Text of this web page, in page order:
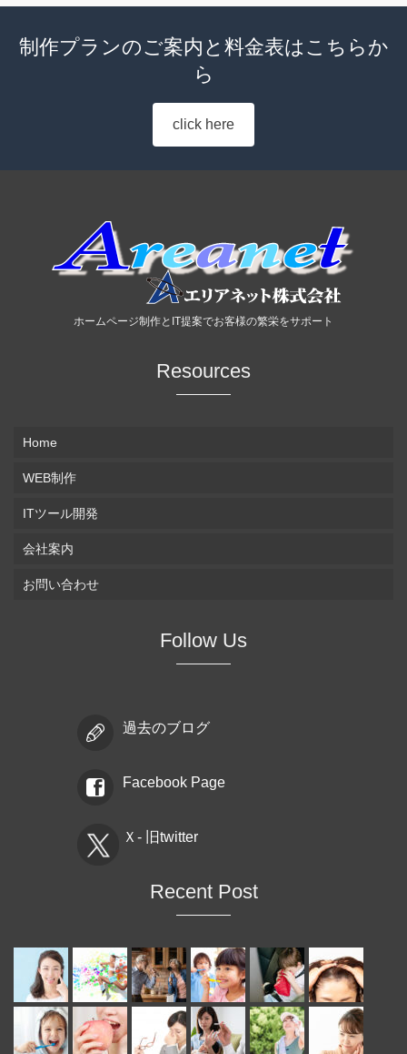
制作プランのご案内と料金表はこちらか
ら
click here
ホームページ制作とIT提案でお客様の繁栄をサポート
Resources
Home
WEB制作
ITツール開発
会社案内
お問い合わせ
Follow Us
過去のブログ
Facebook Page
Ｘ- 旧twitter
Recent Post